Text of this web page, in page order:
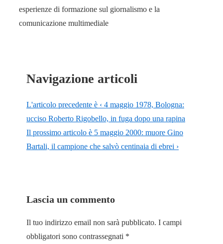
esperienze di formazione sul giornalismo e la
comunicazione multimediale
Navigazione articoli
L'articolo precedente è ‹ 4 maggio 1978, Bologna:
ucciso Roberto Rigobello, in fuga dopo una rapina
Il prossimo articolo è 5 maggio 2000: muore Gino
Bartali, il campione che salvò centinaia di ebrei ›
Lascia un commento
Il tuo indirizzo email non sarà pubblicato. I campi
obbligatori sono contrassegnati *